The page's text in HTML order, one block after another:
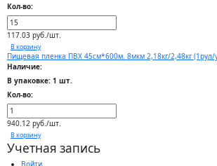
Кол-во:
117.03 руб./шт.
В корзину
Пищевая пленка ПВХ 45см*600м. 8мкм 2,18кг/2,48кг (1рул/
Наличие:
В упаковке: 1 шт.
Кол-во:
940.12 руб./шт.
В корзину
Учетная запись